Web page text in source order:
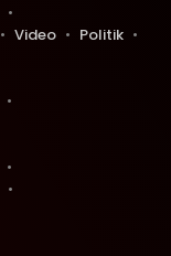
Video
Politik